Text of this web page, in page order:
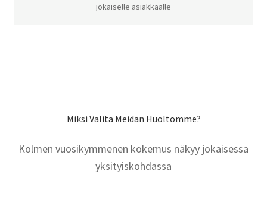
jokaiselle asiakkaalle
Miksi Valita Meidän Huoltomme?
Kolmen vuosikymmenen kokemus näkyy jokaisessa
yksityiskohdassa